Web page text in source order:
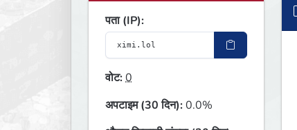
पता (IP):
वोट:0
अपटाइम (30 दिन):0.0%